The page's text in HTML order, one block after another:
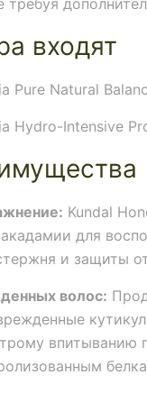
требуя
входят
Pure Natural
Hydro-Intensive
Kundal
для
и защиты
волос:
впитыванию